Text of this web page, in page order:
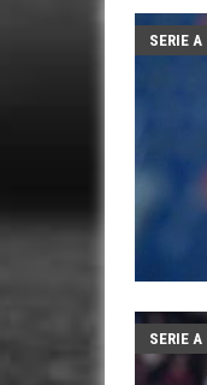
SERIE A
SERIE A